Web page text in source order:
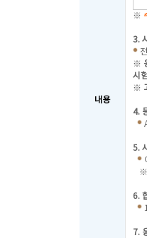
내용
※
3.
※
시
※
4.
5.
※
6.
7.